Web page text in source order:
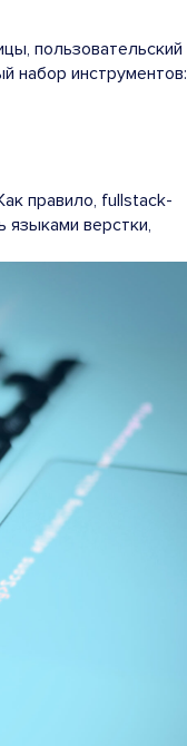
пользовательский
набор инструментов:
правило, fullstack-
языками верстки,